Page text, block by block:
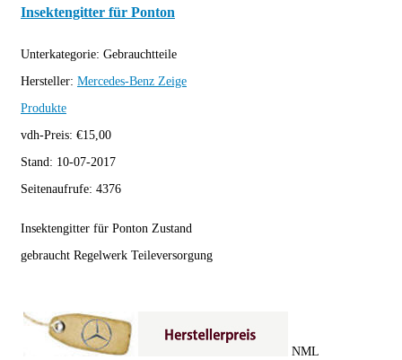
Insektengitter für Ponton
Unterkategorie: Gebrauchtteile
Hersteller: Mercedes-Benz Zeige
Produkte
vdh-Preis: €15,00
Stand: 10-07-2017
Seitenaufrufe: 4376
Insektengitter für Ponton Zustand
gebraucht Regelwerk Teileversorgung
NML